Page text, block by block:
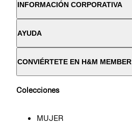
INFORMACIÓN CORPORATIVA
AYUDA
CONVIÉRTETE EN H&M MEMBER
Colecciones
MUJER